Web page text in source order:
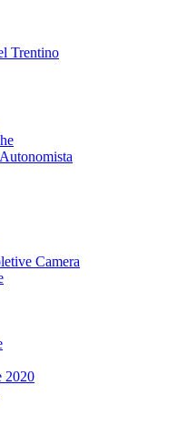
Trentino
Camera
2020